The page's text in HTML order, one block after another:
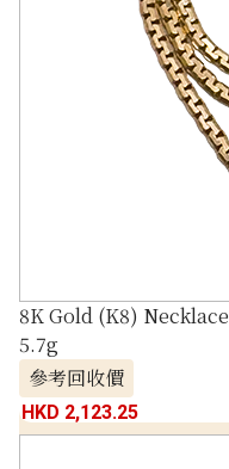
8K Gold (K8) Necklace
5.7g
參考回收價
HKD 2,123.25